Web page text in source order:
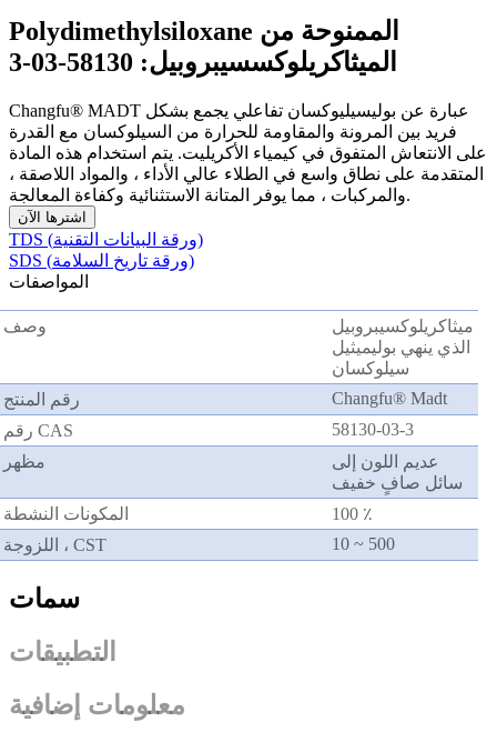
Polydimethylsiloxane الممنوحة من
الميثاكريلوكسسيبروبيل: 58130-03-3
Changfu® MADT عبارة عن بوليسيليوكسان تفاعلي يجمع بشكل
فريد بين المرونة والمقاومة للحرارة من السيلوكسان مع القدرة
على الانتعاش المتفوق في كيمياء الأكريليت. يتم استخدام هذه المادة
المتقدمة على نطاق واسع في الطلاء عالي الأداء ، والمواد اللاصقة ،
والمركبات ، مما يوفر المتانة الاستثنائية وكفاءة المعالجة.
اشترها الآن
TDS (ورقة البيانات التقنية)
SDS (ورقة تاريخ السلامة)
المواصفات
وصف
ميثاكريلوكسيبروبيل
الذي ينهي بوليميثيل
سيلوكسان
رقم المنتج
Changfu® Madt
رقم CAS
58130-03-3
مظهر
عديم اللون إلى
سائل صافٍ خفيف
المكونات النشطة
100 ٪
اللزوجة ، CST
10 ~ 500
سمات
التطبيقات
معلومات إضافية